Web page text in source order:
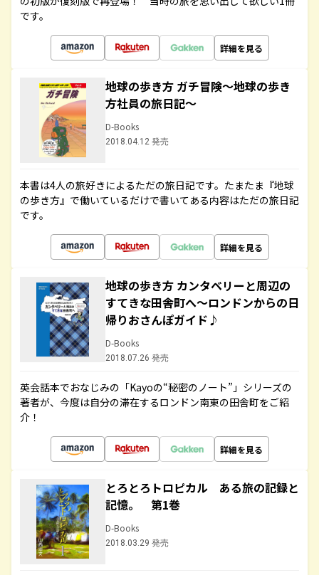
です。
詳細を見る
地球の歩き方 ガチ冒険～地球の歩き
方社員の旅日記～
D-Books
2018.04.12 発売
本書は4人の旅好きによるただの旅日記です。たまたま『地球
の歩き方』で働いているだけで書いてある内容はただの旅日記
です。
詳細を見る
地球の歩き方 カンタベリーと周辺の
すてきな田舎町へ～ロンドンからの日
帰りおさんぽガイド♪
D-Books
2018.07.26 発売
英会話本でおなじみの「Kayoの“秘密のノート”」シリーズの
著者が、今度は自分の滞在するロンドン南東の田舎町をご紹
介！
詳細を見る
とろとろトロピカル ある旅の記録と
記憶。 第1巻
D-Books
2018.03.29 発売